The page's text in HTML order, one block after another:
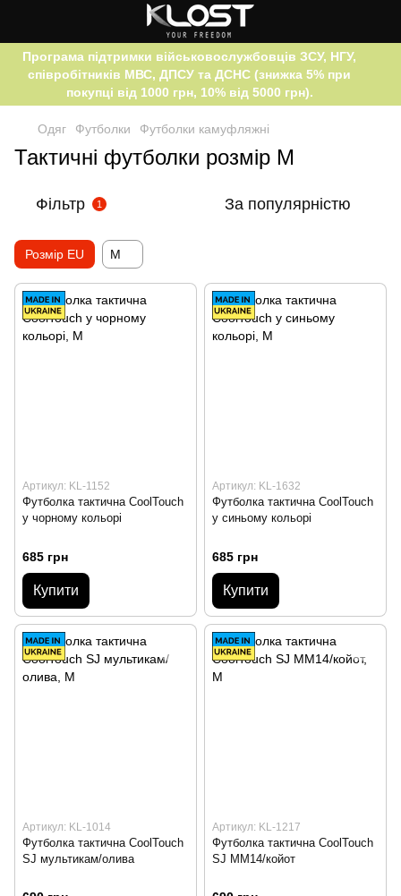
Програма підтримки військовослужбовців ЗСУ, НГУ,
співробітників МВС, ДПСУ та ДСНС (знижка 5% при
покупці від 1000 грн, 10% від 5000 грн).
Одяг Футболки Футболки камуфляжні
Тактичні футболки розмір M
Фільтр 1 За популярністю
Розмір EU M
Артикул: KL-1152
Футболка тактична CoolTouch
у чорному кольорі
685 грн
Купити
Артикул: KL-1632
Футболка тактична CoolTouch
у синьому кольорі
685 грн
Купити
Артикул: KL-1014
Футболка тактична CoolTouch
SJ мультикам/олива
Артикул: KL-1217
Футболка тактична CoolTouch
SJ MM14/койот